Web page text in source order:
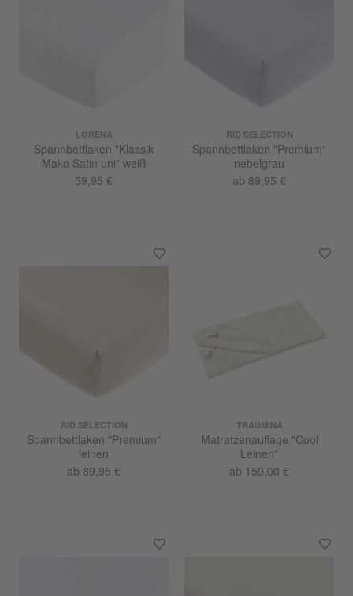
LORENA
Spannbettlaken "Klassik
Mako Satin uni" weiß
59,95 €
RID SELECTION
Spannbettlaken "Premium"
nebelgrau
ab 89,95 €
RID SELECTION
Spannbettlaken "Premium"
leinen
ab 89,95 €
TRAUMINA
Matratzenauflage "Cool
Leinen"
ab 159,00 €